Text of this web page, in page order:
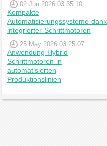
02 Jun 2026 03:35:10
Kompakte
Automatisierungssysteme dank
integrierter Schrittmotoren
25 May 2026 03:25:07
Anwendung Hybrid
Schrittmotoren in
automatisierten
Produktionslinien